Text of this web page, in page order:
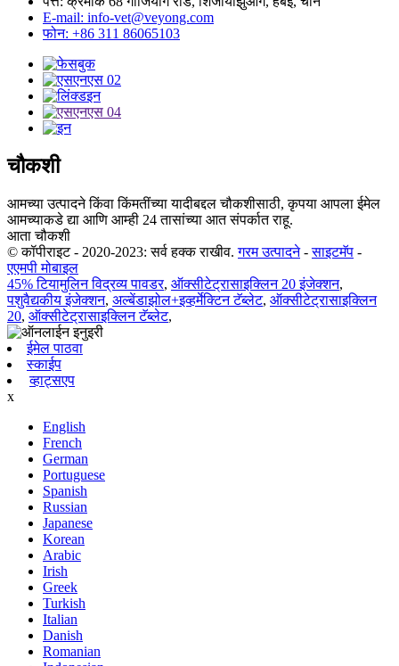
E-mail: info-vet@veyong.com
फोन: +86 311 86065103
चौकशी
आमच्या उत्पादने किंवा किंमतींच्या यादीबद्दल चौकशीसाठी, कृपया आपला ईमेल
आमच्याकडे द्या आणि आम्ही 24 तासांच्या आत संपर्कात राहू.
आता चौकशी
© कॉपीराइट - 2020-2023: सर्व हक्क राखीव. गरम उत्पादने-साइटमॅप -
एएमपी मोबाइल
45% टियामुलिन विद्रव्य पावडर, ऑक्सीटेट्रासाइक्लिन 20 इंजेक्शन,
पशुवैद्यकीय इंजेक्शन, अल्बेंडाझोल+इव्हर्मेक्टिन टॅब्लेट, ऑक्सीटेट्रासाइक्लिन
20, ऑक्सीटेट्रासाइक्लिन टॅब्लेट,
ईमेल पाठवा
स्काईप
व्हाट्सएप
x
English
French
German
Portuguese
Spanish
Russian
Japanese
Korean
Arabic
Irish
Greek
Turkish
Italian
Danish
Romanian